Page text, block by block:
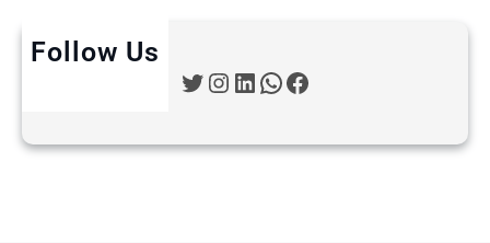
Follow Us
Twitter Instagram LinkedIn WhatsApp Facebook